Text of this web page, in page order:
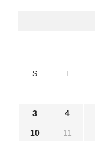
S T
3 4
10 11